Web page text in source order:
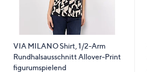
VIA MILANO Shirt, 1/2-Arm
Rundhalsausschnitt Allover-Print
figurumspielend